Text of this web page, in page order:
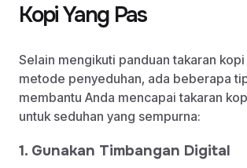
Kopi Yang Pas
Selain mengikuti panduan takaran
metode penyeduhan, ada beberapa
membantu Anda mencapai takaran
untuk seduhan yang sempurna:
1. Gunakan Timbangan Digital